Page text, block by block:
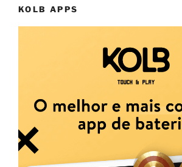
KOLB APPS